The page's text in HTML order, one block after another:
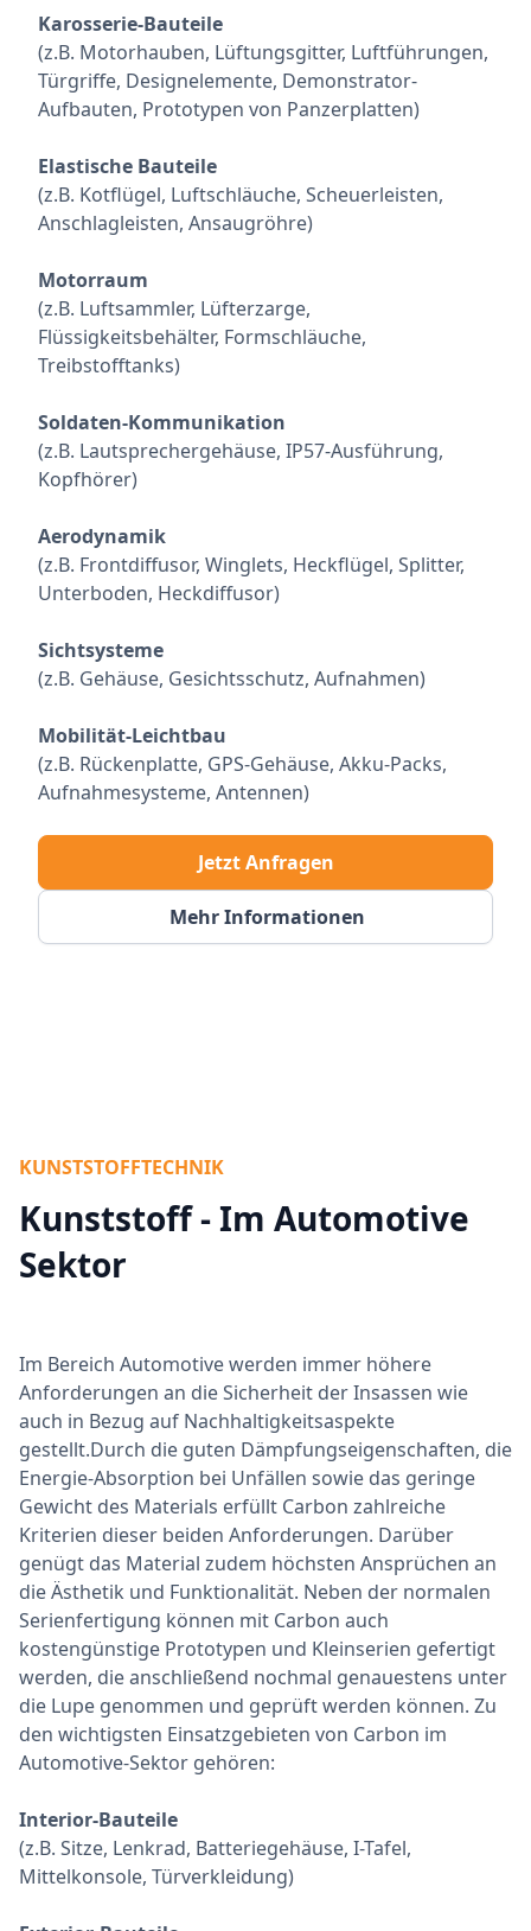
Karosserie-Bauteile
(z.B. Motorhauben, Lüftungsgitter, Luftführungen,
Türgriffe, Designelemente, Demonstrator-
Aufbauten, Prototypen von Panzerplatten)
Elastische Bauteile
(z.B. Kotflügel, Luftschläuche, Scheuerleisten,
Anschlagleisten, Ansaugröhre)
Motorraum
(z.B. Luftsammler, Lüfterzarge,
Flüssigkeitsbehälter, Formschläuche,
Treibstofftanks)
Soldaten-Kommunikation
(z.B. Lautsprechergehäuse, IP57-Ausführung,
Kopfhörer)
Aerodynamik
(z.B. Frontdiffusor, Winglets, Heckflügel, Splitter,
Unterboden, Heckdiffusor)
Sichtsysteme
(z.B. Gehäuse, Gesichtsschutz, Aufnahmen)
Mobilität-Leichtbau
(z.B. Rückenplatte, GPS-Gehäuse, Akku-Packs,
Aufnahmesysteme, Antennen)
Mehr Informationen
Jetzt Anfragen
KUNSTSTOFFTECHNIK
Kunststoff - Im Automotive
Sektor
Im Bereich Automotive werden immer höhere
Anforderungen an die Sicherheit der Insassen wie
auch in Bezug auf Nachhaltigkeitsaspekte
gestellt.Durch die guten Dämpfungseigenschaften, die
Energie-Absorption bei Unfällen sowie das geringe
Gewicht des Materials erfüllt Carbon zahlreiche
Kriterien dieser beiden Anforderungen. Darüber
genügt das Material zudem höchsten Ansprüchen an
die Ästhetik und Funktionalität. Neben der normalen
Serienfertigung können mit Carbon auch
kostengünstige Prototypen und Kleinserien gefertigt
werden, die anschließend nochmal genauestens unter
die Lupe genommen und geprüft werden können. Zu
den wichtigsten Einsatzgebieten von Carbon im
Automotive-Sektor gehören:
Interior-Bauteile
(z.B. Sitze, Lenkrad, Batteriegehäuse, I-Tafel,
Mittelkonsole, Türverkleidung)